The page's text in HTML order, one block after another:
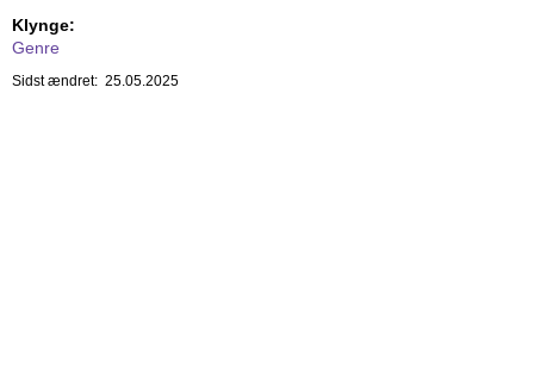
Klynge:
Genre
Sidst ændret: 25.05.2025